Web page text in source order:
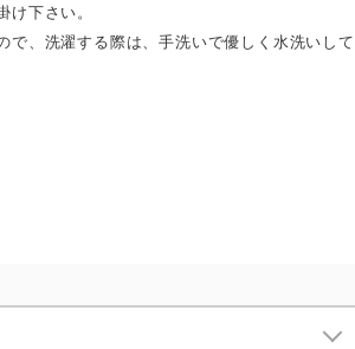
下さい。
で、洗濯する際は、手洗いで優しく水洗いして